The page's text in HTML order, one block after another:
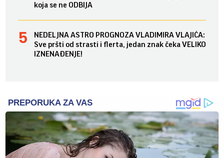
koja se ne ODBIJA
NEDELJNA ASTRO PROGNOZA VLADIMIRA VLAJIĆA:
Sve pršti od strasti i flerta, jedan znak čeka VELIKO
IZNENAĐENJE!